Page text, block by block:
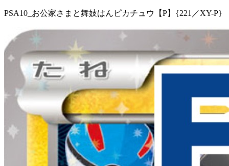
PSA10_お公家さまと舞妓はんピカチュウ【P】{221／XY-P}